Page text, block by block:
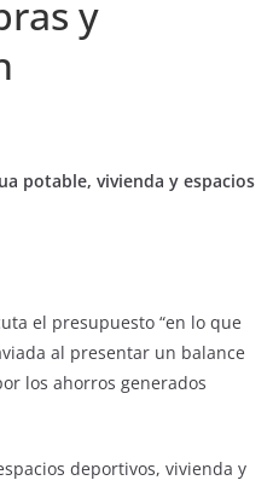
y
potable, vivienda y espacios
el presupuesto “en lo que
al presentar un balance
los ahorros generados
deportivos, vivienda y